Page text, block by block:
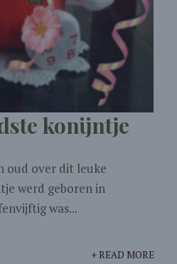
konijntje
oud over dit leuke
werd geboren in
was...
+ READ MORE